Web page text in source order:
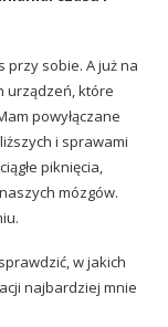
przy sobie. A już na
urządzeń, które
powyłączane
i sprawami
piknięcia,
mózgów.
w jakich
najbardziej mnie